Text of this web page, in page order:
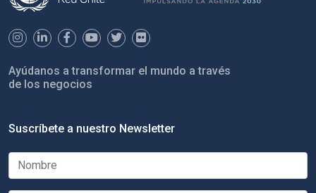
Ayúdanos a transformar el mundo a través
de los negocios
Suscríbete a nuestro Newsletter